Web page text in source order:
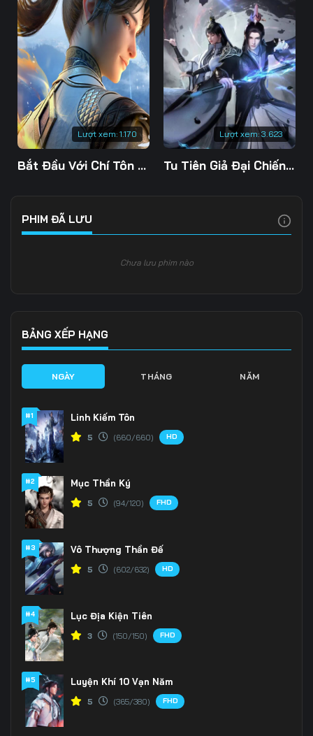
Lượt xem: 1.170
Bắt Đầu Với Chí Tôn Đan Điền
Lượt xem: 3.623
Tu Tiên Giả Đại Chiến Siêu Năng Lực 3D
PHIM ĐÃ LƯU
Chưa lưu phim nào
BẢNG XẾP HẠNG
NGÀY THÁNG NĂM
#1 Linh Kiếm Tôn
5 (660/660) HD
#2 Mục Thần Ký
5 (94/120) FHD
#3 Vô Thượng Thần Đế
5 (602/632) HD
#4 Lục Địa Kiện Tiên
3 (150/150) FHD
#5 Luyện Khí 10 Vạn Năm
5 (365/380) FHD